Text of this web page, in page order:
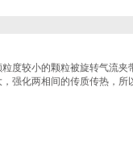
度较小的颗粒被旋转气流夹
强化两相间的传质传热，所